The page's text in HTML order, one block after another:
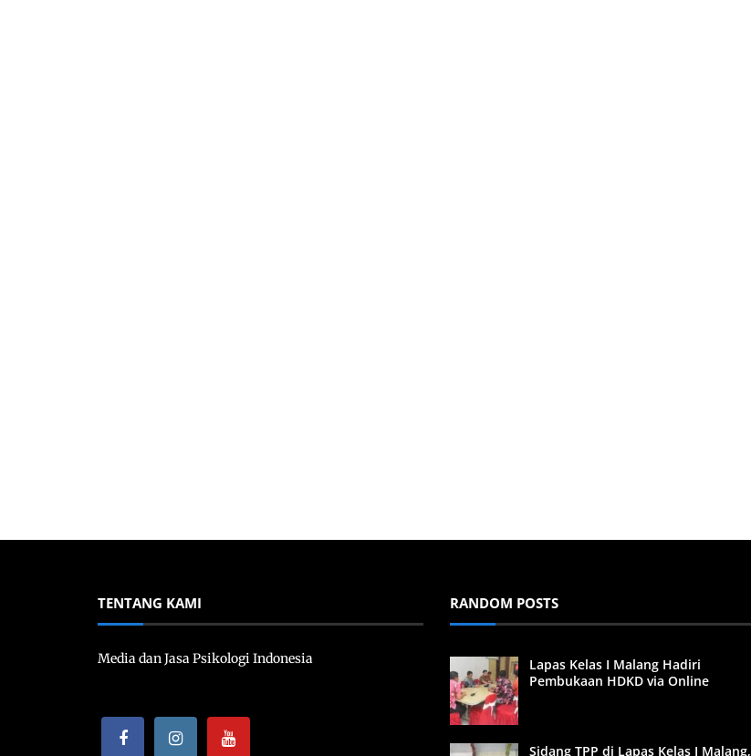
TENTANG KAMI
Media dan Jasa Psikologi Indonesia
RANDOM POSTS
Lapas Kelas I Malang Hadiri
Pembukaan HDKD via Online
Sidang TPP di Lapas Kelas I Malang,